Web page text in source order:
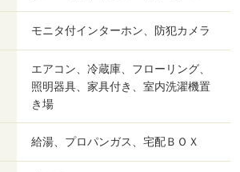
モニタ付インターホン、防犯カメラ
エアコン、冷蔵庫、フローリング、
照明器具、家具付き、室内洗濯機置
き場
給湯、プロパンガス、宅配ＢＯＸ